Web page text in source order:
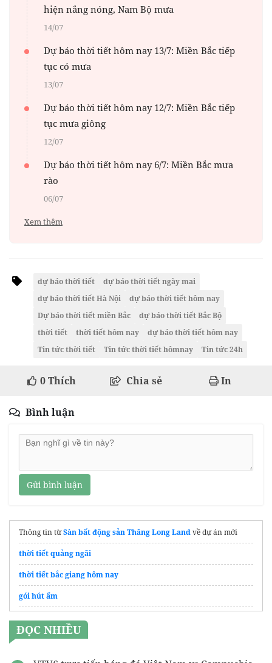
hiện nắng nóng, Nam Bộ mưa
14/07
Dự báo thời tiết hôm nay 13/7: Miền Bắc tiếp
tục có mưa
13/07
Dự báo thời tiết hôm nay 12/7: Miền Bắc tiếp
tục mưa giông
12/07
Dự báo thời tiết hôm nay 6/7: Miền Bắc mưa
rào
06/07
Xem thêm
dự báo thời tiết
dự báo thời tiết ngày mai
dự báo thời tiết Hà Nội
dự báo thời tiết hôm nay
Dự báo thời tiết miền Bắc
dự báo thời tiết Bắc Bộ
thời tiết
thời tiết hôm nay
dự báo thời tiết hôm nay
Tin tức thời tiết
Tin tức thời tiết hômnay Tin tức 24h
0Thích Chia sẻ In
Bình luận
Gửi bình luận
Thông tin từSàn bất động sản Thăng Long Landvề dự án mới
thời tiết quảng ngãi
thời tiết bắc giang hôm nay
gói hút ẩm
ĐỌC NHIỀU